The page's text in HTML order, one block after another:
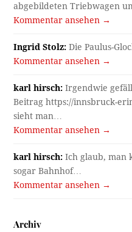
abgebildeten Triebwagen
Kommentar ansehen →
Ingrid Stolz: Die Paulus-
Kommentar ansehen →
karl hirsch: Irgendwie
Beitrag https://innsbruck-
sieht man…
Kommentar ansehen →
karl hirsch: Ich glaub, man
sogar Bahnhof…
Kommentar ansehen →
Archiv